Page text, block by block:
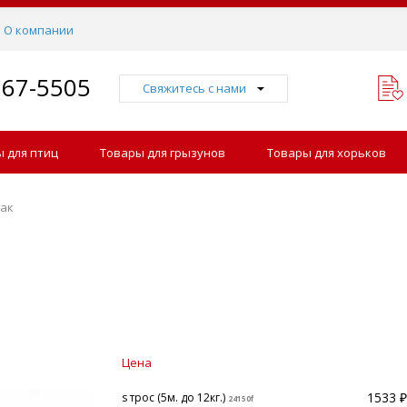
О компании
5505 Свяжитесь с нами
для птиц Товары для грызунов Товары для хорьков
Цена
s трос (5м. до 12кг.) 24150f 1533 ₽